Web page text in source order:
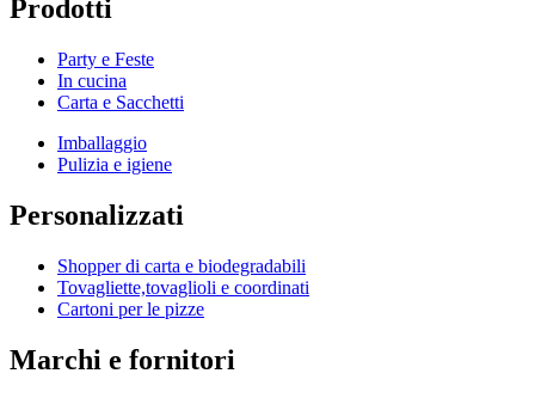
Prodotti
Party e Feste
In cucina
Carta e Sacchetti
Imballaggio
Pulizia e igiene
Personalizzati
Shopper di carta e biodegradabili
Tovagliette,tovaglioli e coordinati
Cartoni per le pizze
Marchi e fornitori